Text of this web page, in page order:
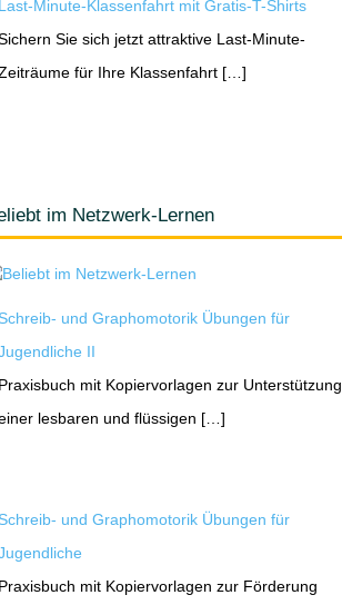
Minute-Klassenfahrt mit Gratis-T-Shirts
Sie sich jetzt attraktive Last-Minute-
für Ihre Klassenfahrt […]
im Netzwerk-Lernen
und Graphomotorik Übungen für
II
mit Kopiervorlagen zur Unterstützung
lesbaren und flüssigen […]
und Graphomotorik Übungen für
mit Kopiervorlagen zur Förderung